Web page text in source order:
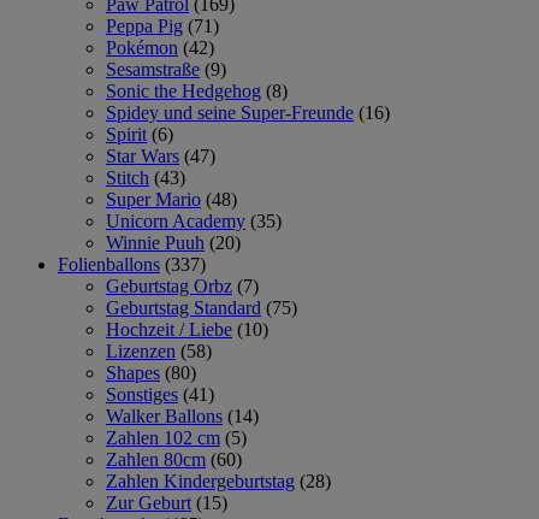
Peppa Pig (71)
Pokémon (42)
Sesamstraße (9)
Sonic the Hedgehog (8)
Spidey und seine Super-Freunde (16)
Spirit (6)
Star Wars (47)
Stitch (43)
Super Mario (48)
Unicorn Academy (35)
Winnie Puuh (20)
Folienballons (337)
Geburtstag Orbz (7)
Geburtstag Standard (75)
Hochzeit / Liebe (10)
Lizenzen (58)
Shapes (80)
Sonstiges (41)
Walker Ballons (14)
Zahlen 102 cm (5)
Zahlen 80cm (60)
Zahlen Kindergeburtstag (28)
Zur Geburt (15)